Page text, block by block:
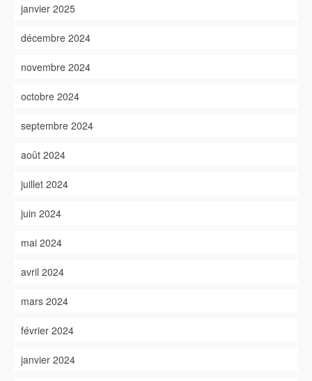
janvier 2025
décembre 2024
novembre 2024
octobre 2024
septembre 2024
août 2024
juillet 2024
juin 2024
mai 2024
avril 2024
mars 2024
février 2024
janvier 2024